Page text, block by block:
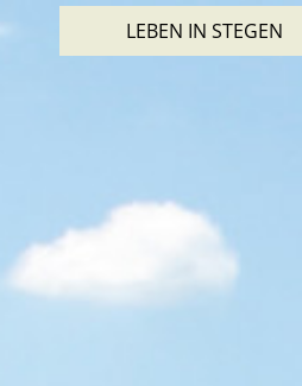
LEBEN IN STEGEN